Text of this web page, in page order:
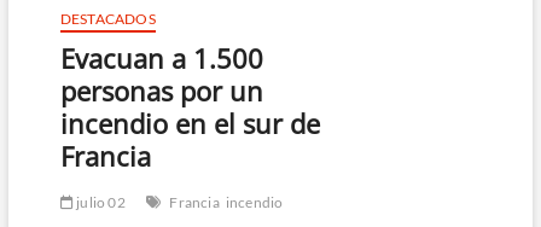
en
China
DESTACADOS
Evacuan a 1.500
personas por un
incendio en el sur de
Francia
julio 02 Francia incendio